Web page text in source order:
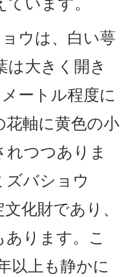
ウは、白い萼
は大きく開き
ートル程度に
花軸に黄色の小
れつつありま
ズバショウ
化財であり、
ります。こ
以上も静かに